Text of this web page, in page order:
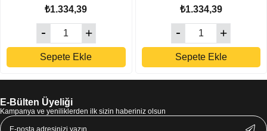
₺1.334,39
Sepete Ekle
₺1.334,39
Sepete Ekle
E-Bülten Üyeliği
Kampanya ve yeniliklerden ilk sizin haberiniz olsun